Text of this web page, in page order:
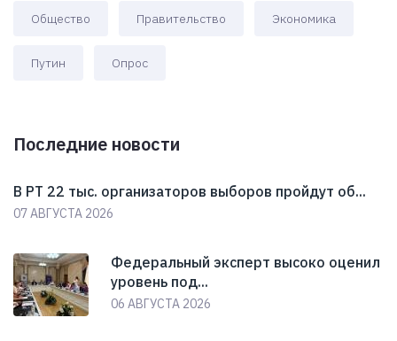
Общество Правительство Экономика
Путин Опрос
Последние новости
В РТ 22 тыс. организаторов выборов пройдут об...
07 АВГУСТА 2026
Федеральный эксперт высоко оценил
уровень под...
06 АВГУСТА 2026